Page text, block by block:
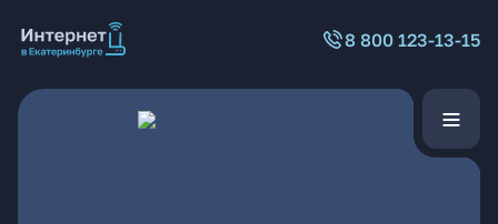
8 800 123-13-15